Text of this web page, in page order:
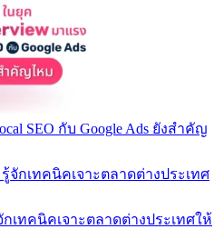
SEO กับ Google Ads ยังสำคัญ
กเทคนิคเจาะตลาดต่างประเทศให้